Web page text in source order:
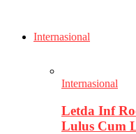
Internasional
Internasional
Letda Inf
Lulus Cum